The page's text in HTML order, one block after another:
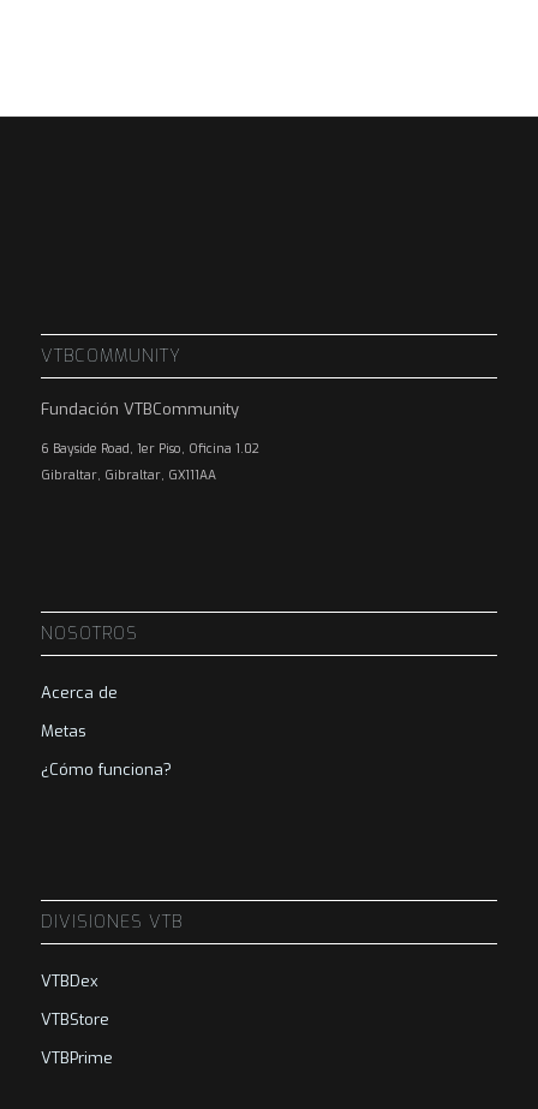
VTBCOMMUNITY
Fundación VTBCommunity
6 Bayside Road, 1er Piso, Oficina 1.02
Gibraltar, Gibraltar, GX111AA
NOSOTROS
Acerca de
Metas
¿Cómo funciona?
DIVISIONES VTB
VTBDex
VTBStore
VTBPrime